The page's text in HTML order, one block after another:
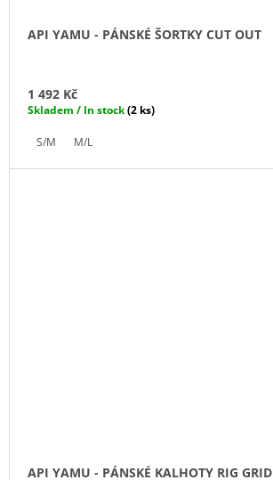
API YAMU - PÁNSKÉ ŠORTKY CUT OUT
1 492 Kč
Skladem / In stock(2 ks)
S/M M/L
API YAMU - PÁNSKÉ KALHOTY RIG GRID